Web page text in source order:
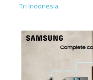
Tri Indonesia